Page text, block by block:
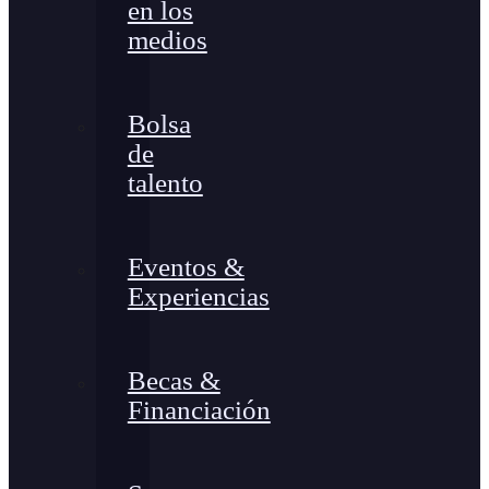
en los
medios
Bolsa
de
talento
Eventos &
Experiencias
Becas &
Financiación